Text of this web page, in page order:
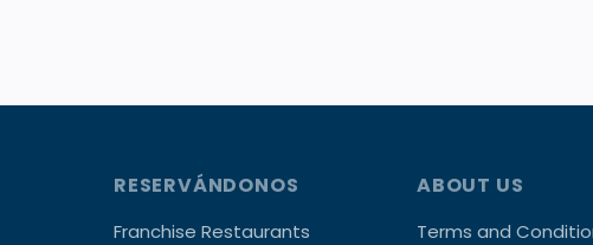
RESERVÁNDONOS
Franchise Restaurants
ABOUT US
Terms and